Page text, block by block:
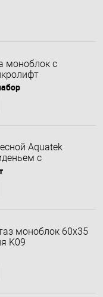
моноблок с
Aquatek
с
моноблок 60х35
K09